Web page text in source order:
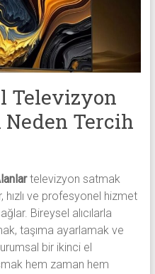
Televizyon
Tercih
televizyon satmak
hızlı ve profesyonel hizmet
Bireysel alıcılarla
taşıma ayarlamak ve
bir ikinci el
hem zaman hem